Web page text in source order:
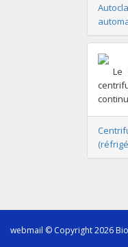
Le
webmail © Copyright 2026